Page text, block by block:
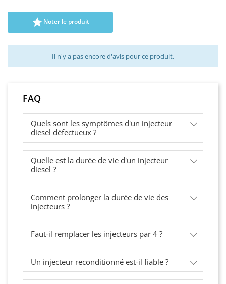
Noter le produit
Il n'y a pas encore d'avis pour ce produit.
FAQ
Quels sont les symptômes d'un injecteur
diesel défectueux ?
Quelle est la durée de vie d'un injecteur
diesel ?
Comment prolonger la durée de vie des
injecteurs ?
Faut-il remplacer les injecteurs par 4 ?
Un injecteur reconditionné est-il fiable ?